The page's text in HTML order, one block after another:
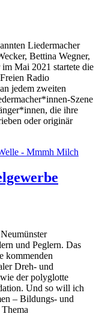
Liedermacher
Bettina Wegner,
Mai 2021 startete die
Radio
jedem zweiten
Szene
die ihre
oder originär
und Peglern. Das
kommenden
Dreh- und
der polyglotte
Und so will ich
– Bildungs- und